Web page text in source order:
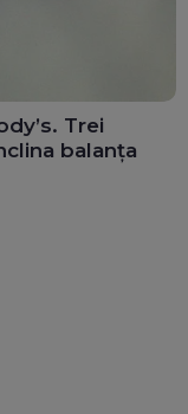
Trei
balanța